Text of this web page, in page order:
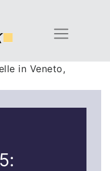
■
in Veneto,